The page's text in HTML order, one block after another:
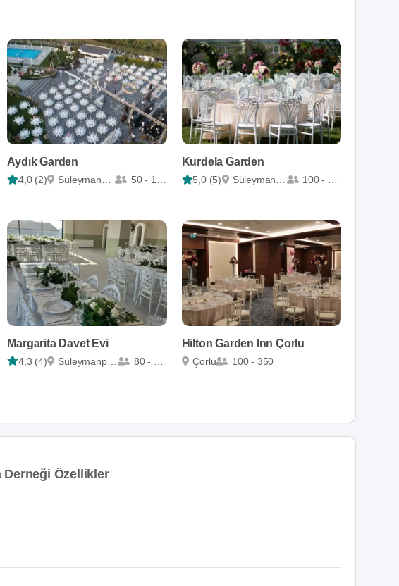
Aydık Garden
4,0 (2) Süleymanpaşa 50 - 1500
Kurdela Garden
5,0 (5) Süleymanpaşa 100 - 1000
Margarita Davet Evi
4,3 (4) Süleymanpaşa 80 - 150
Hilton Garden Inn Çorlu
Çorlu 100 - 350
Derneği Özellikler